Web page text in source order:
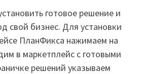
готовое решение и
свой бизнес. Для установки
ПланФикса нажимаем на
в маркетплейс с готовыми
решений указываем